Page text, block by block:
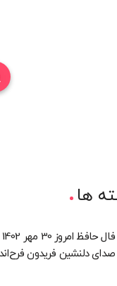
ها
صدای دلنشین فریدون